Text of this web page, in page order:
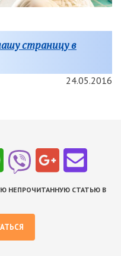
страницу в
24.05.2016
НЕПРОЧИТАННУЮ СТАТЬЮ В